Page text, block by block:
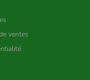
ventes